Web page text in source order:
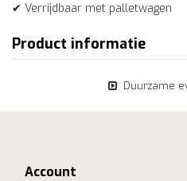
✔ Verrijdbaar met palletwagen
Product informatie
Duurzame
Account